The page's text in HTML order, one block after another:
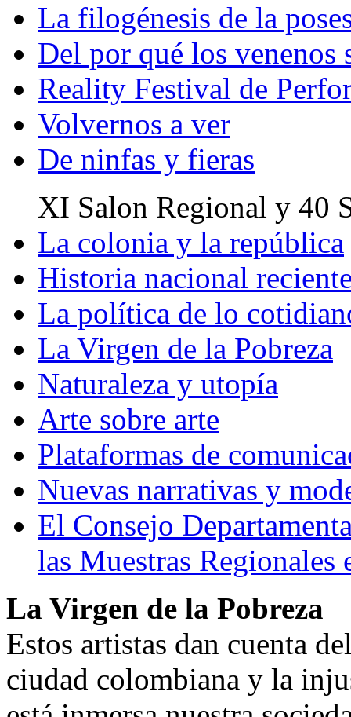
La filogénesis de la
Del por qué los venenos
Reality Festival de
Volvernos a ver
De ninfas y fieras
XI Salon Regional y 40
La colonia y la república
Historia nacional
La política de lo
La Virgen de la Pobreza
Naturaleza y utopía
Arte sobre arte
Plataformas de
Nuevas narrativas y
El Consejo
las Muestras Regionales
La Virgen de la Pobreza
Estos artistas dan cuenta
ciudad colombiana y la